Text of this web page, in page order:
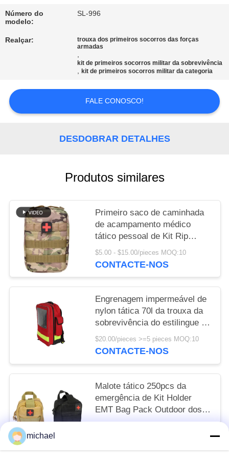
MAPA
DO
POLÍTICA
DE
Número do
modelo:
SL-996
Realçar:
trouxa dos primeiros socorros das forças
armadas
,
kit de primeiros socorros militar da sobrevivência
,kit de primeiros socorros militar da categoria
FALE CONOSCO!
DESDOBRAR DETALHES
Produtos similares
Primeiro saco de caminhada
de acampamento médico
tático pessoal de Kit Rip
Away Ifak Pouch Molle dos
socorros
$5.00 - $15.00/pieces MOQ:10
CONTACTE-NOS
Engrenagem impermeável de
nylon tática 70l da trouxa da
sobrevivência do estilingue do
curso da cintura da garrafa de
água do saco da caixa
$20.00/pieces >=5 pieces MOQ:10
CONTACTE-NOS
Malote tático 250pcs da
emergência de Kit Holder
EMT Bag Pack Outdoor dos
primeiros socorros do
michael